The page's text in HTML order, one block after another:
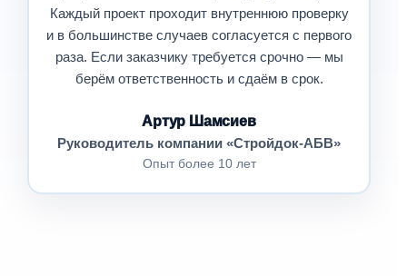
Каждый проект проходит внутреннюю проверку
и в большинстве случаев согласуется с первого
раза. Если заказчику требуется срочно — мы
берём ответственность и сдаём в срок.
Артур Шамсиев
Руководитель компании «Стройдок-АБВ»
Опыт более 10 лет